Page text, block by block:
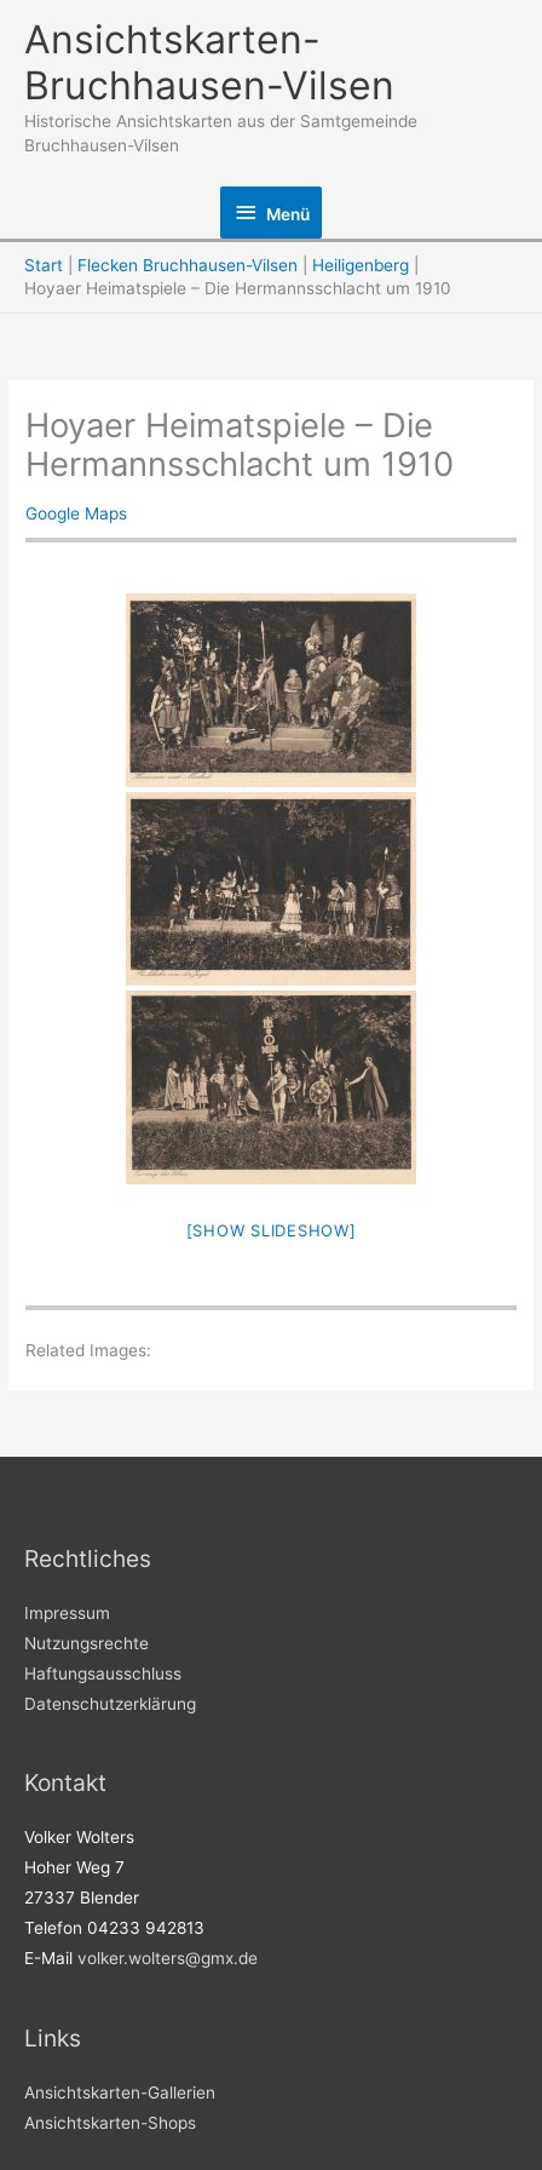
Inhalt
springen
Ansichtskarten-
Bruchhausen-Vilsen
Historische Ansichtskarten aus der Samtgemeinde
Bruchhausen-Vilsen
Menü
Menü
Start Flecken Bruchhausen-Vilsen
Heiligenberg
Hoyaer Heimatspiele – Die Hermannsschlacht um 1910
Hoyaer Heimatspiele – Die
Hermannsschlacht um 1910
Google Maps
[SHOW SLIDESHOW]
Related Images:
Rechtliches
Impressum
Nutzungsrechte
Haftungsausschluss
Datenschutzerklärung
Kontakt
Volker Wolters
Hoher Weg 7
27337 Blender
Telefon 04233 942813
E-Mail volker.wolters@gmx.de
Links
Ansichtskarten-Gallerien
Ansichtskarten-Shops